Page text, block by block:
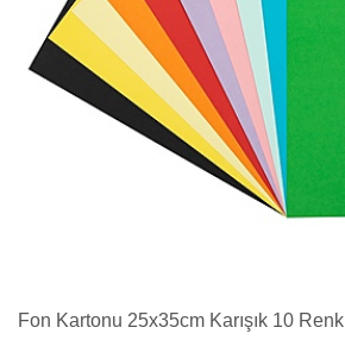
Fon Kartonu 25x35cm Karışık 10 Renk